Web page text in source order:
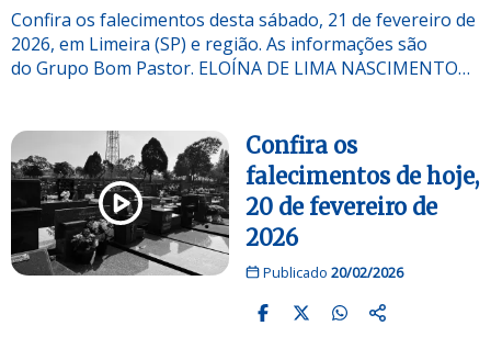
Confira os falecimentos desta sábado, 21 de fevereiro de
2026, em Limeira (SP) e região. As informações são
do Grupo Bom Pastor. ELOÍNA DE LIMA NASCIMENTO…
Confira os
falecimentos de hoje,
20 de fevereiro de
2026
Publicado 20/02/2026